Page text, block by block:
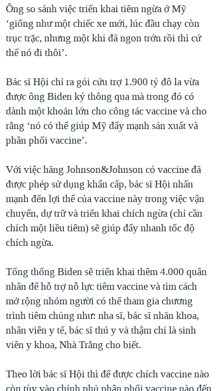
Ông so sánh việc triển khai tiêm ngừa ở Mỹ
‘giống như một chiếc xe mới, lúc đầu chạy còn
trục trặc, nhưng một khi đã ngon trớn rồi thì cứ
thế nó đi thôi’.
Bác sĩ Hội chỉ ra gói cứu trợ 1.900 tỷ đô la vừa
được ông Biden ký thông qua mà trong đó có
dành một khoản lớn cho công tác vaccine và cho
rằng ‘nó có thể giúp Mỹ đẩy mạnh sản xuất và
phân phối vaccine’.
Với việc hãng Johnson&Johnson có vaccine đã
được phép sử dụng khẩn cấp, bác sĩ Hội nhấn
mạnh đến lợi thế của vaccine này trong việc vận
chuyển, dự trữ và triển khai chích ngừa (chỉ cần
chích một liều tiêm) sẽ giúp đẩy nhanh tốc độ
chích ngừa.
Tổng thống Biden sẽ triển khai thêm 4.000 quân
nhân để hỗ trợ nỗ lực tiêm vaccine và tìm cách
mở rộng nhóm người có thể tham gia chương
trình tiêm chủng như: nha sĩ, bác sĩ nhãn khoa,
nhân viên y tế, bác sĩ thú y và thậm chí là sinh
viên y khoa, Nhà Trắng cho biết.
Theo lời bác sĩ Hội thì để được chích vaccine nào